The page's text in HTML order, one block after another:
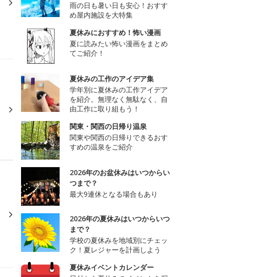
雨の日も暑い日も安心！おすす
め屋内施設を大特集
夏休みにおすすめ！怖い漫画
夏に読みたい怖い漫画をまとめ
てご紹介！
夏休みの工作のアイデア集
学年別に夏休みの工作アイデア
を紹介。無理なく無駄なく、自
由工作に取り組もう！
関東・関西の日帰り温泉
関東や関西の日帰りできるおす
すめの温泉をご紹介
2026年のお盆休みはいつからい
つまで？
最大9連休となる場合もあり
2026年の夏休みはいつからいつ
まで？
学校の夏休みを地域別にチェッ
ク！夏レジャーを計画しよう
夏休みイベントカレンダー